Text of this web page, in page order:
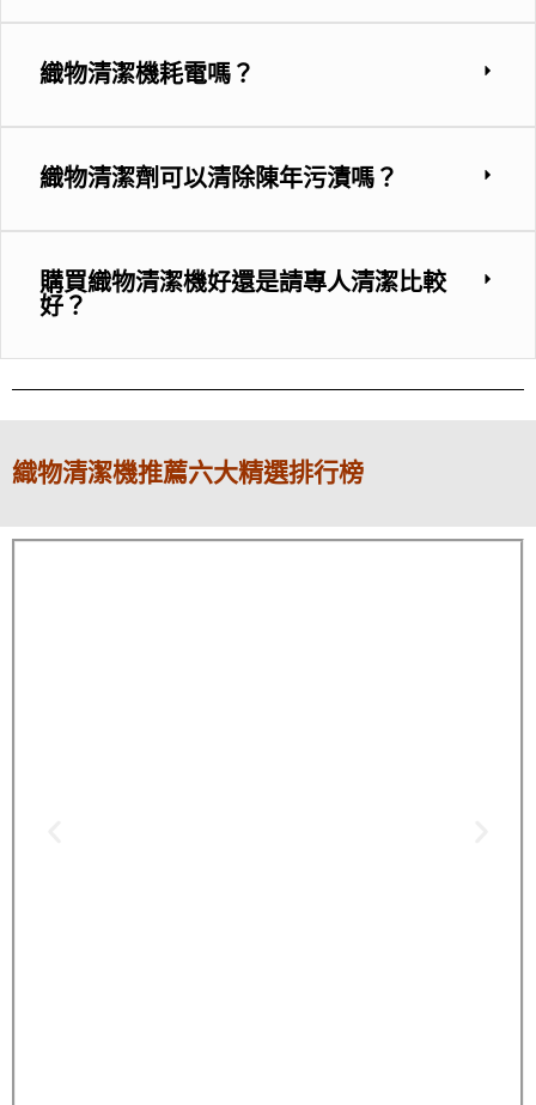
織物清潔機耗電嗎？
織物清潔劑可以清除陳年污漬嗎？
購買織物清潔機好還是請專人清潔比較
好？
織物清潔機推薦六大精選排行榜